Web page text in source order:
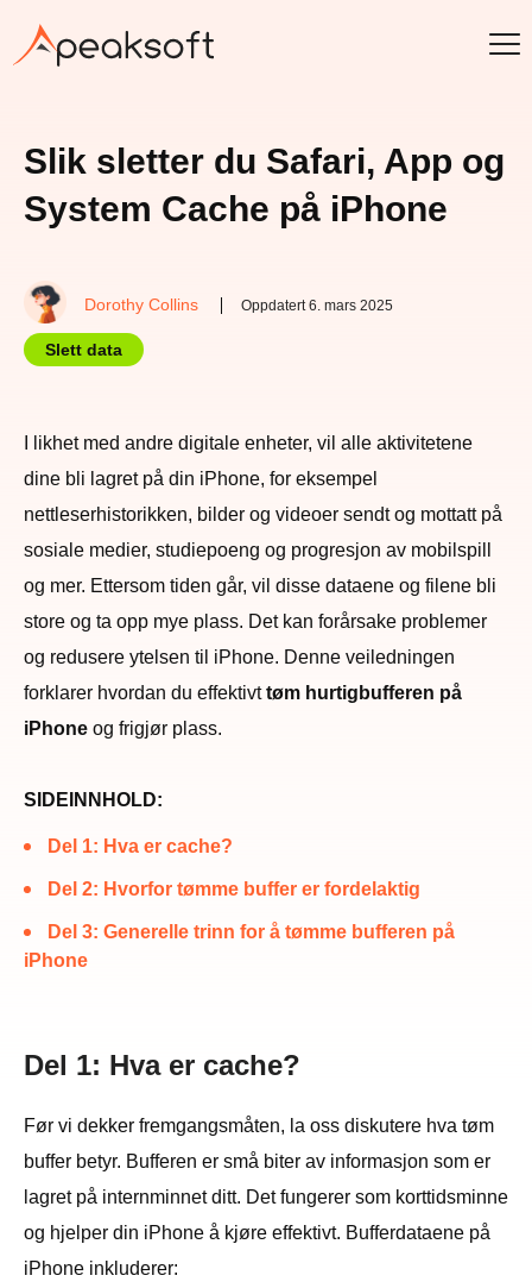
Slik sletter du Safari, App og
System Cache på iPhone
Dorothy Collins Oppdatert 6. mars 2025
Slett data
I likhet med andre digitale enheter, vil alle aktivitetene
dine bli lagret på din iPhone, for eksempel
nettleserhistorikken, bilder og videoer sendt og mottatt på
sosiale medier, studiepoeng og progresjon av mobilspill
og mer. Ettersom tiden går, vil disse dataene og filene bli
store og ta opp mye plass. Det kan forårsake problemer
og redusere ytelsen til iPhone. Denne veiledningen
forklarer hvordan du effektivttøm hurtigbufferen på
iPhone og frigjør plass.
SIDEINNHOLD:
Del 1: Hva er cache?
Del 2: Hvorfor tømme buffer er fordelaktig
Del 3: Generelle trinn for å tømme bufferen på
iPhone
Del 1: Hva er cache?
Før vi dekker fremgangsmåten, la oss diskutere hva tøm
buffer betyr. Bufferen er små biter av informasjon som er
lagret på internminnet ditt. Det fungerer som korttidsminne
og hjelper din iPhone å kjøre effektivt. Bufferdataene på
iPhone inkluderer: